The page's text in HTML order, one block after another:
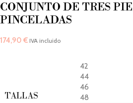
CONJUNTO DE TRES
PINCELADAS
174,90 € IVA incluido
TALLAS
42
44
46
48